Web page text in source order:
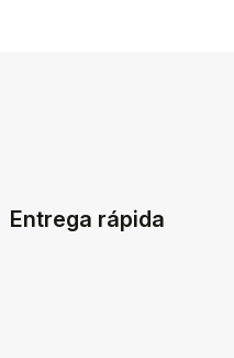
Entrega rápida